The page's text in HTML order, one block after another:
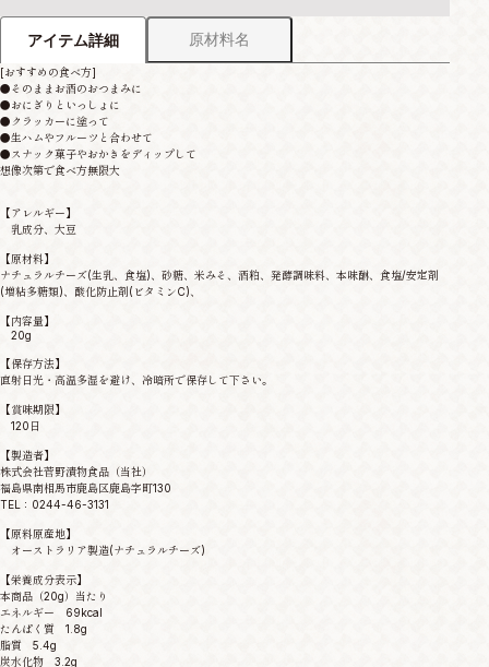
アイテム詳細 原材料名
[おすすめの食べ方]
●そのままお酒のおつまみに
●おにぎりといっしょに
●クラッカーに塗って
●生ハムやフルーツと合わせて
●スナック菓子やおかきをディップして
想像次第で食べ方無限大
【アレルギー】
乳成分、大豆
【原材料】
ナチュラルチーズ(生乳、食塩)、砂糖、米みそ、酒粕、発酵調味料、本味醂、食塩/安定剤
(増粘多糖類)、酸化防止剤(ビタミンC)、
【内容量】
20g
【保存方法】
直射日光・高温多湿を避け、冷暗所で保存して下さい。
【賞味期限】
120日
【製造者】
株式会社菅野漬物食品（当社）
福島県南相馬市鹿島区鹿島字町130
TEL：0244-46-3131
【原料原産地】
オーストラリア製造(ナチュラルチーズ)
【栄養成分表示】
本商品（20g）当たり
エネルギー 69kcal
たんぱく質 1.8g
脂質 5.4g
炭水化物 3.2g